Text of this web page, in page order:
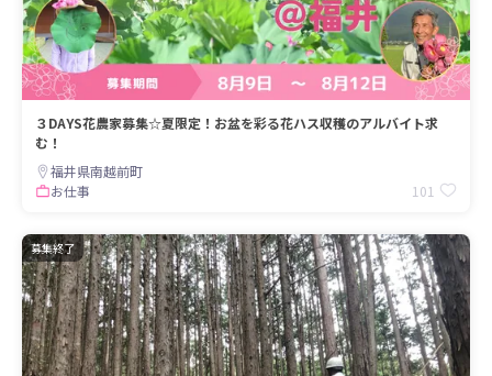
３DAYS花農家募集☆夏限定！お盆を彩る花ハス収穫のアルバイト求
む！
福井県南越前町
お仕事
101
募集終了